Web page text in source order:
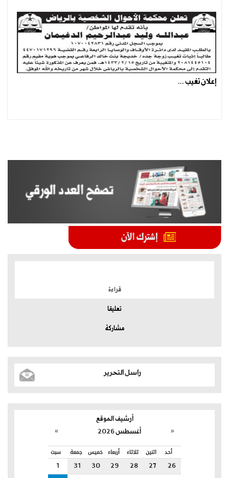
إعلان تغيب ...
قراءة
تعليقا
مشاركة
راسل التحرير
أرشيف الموقع
«
» أغسطس 2026
أحد اثنين ثلاثاء أربعاء خميس جمعة سبت
26
27
28
29
30
31
1